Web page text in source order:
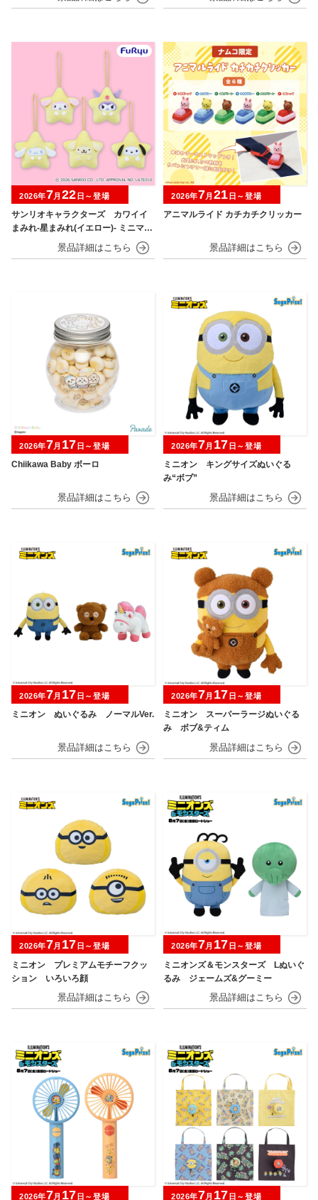
サンリオキャラクターズ カワイイ
まみれ-星まみれ(イエロー)- ミニマス
2026年7月 22 日～登場
アニマルライド カチカチクリッカー
2026年7月 21 日～登場
Chiikawa Baby ボーロ
2026年7月 17 日～登場
ミニオン キングサイズぬいぐる
み“ボブ”
2026年7月 17 日～登場
ミニオン ぬいぐるみ ノーマルVer.
2026年7月 17 日～登場
ミニオン スーパーラージぬいぐる
み ボブ&ティム
2026年7月 17 日～登場
ミニオン プレミアムモチーフクッ
ション いろいろ顔
2026年7月 17 日～登場
ミニオンズ＆モンスターズ Lぬいぐ
るみ ジェームズ&グーミー
2026年7月 17 日～登場
2026年7月 17 日～登場 2026年7月 17 日～登場